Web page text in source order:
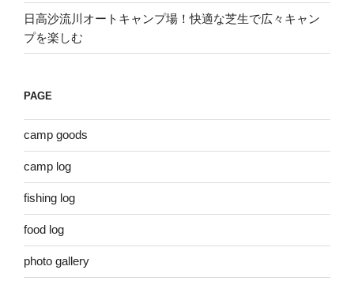
日高沙流川オートキャンプ場！快適な芝生で広々キャン
プを楽しむ
PAGE
camp goods
camp log
fishing log
food log
photo gallery